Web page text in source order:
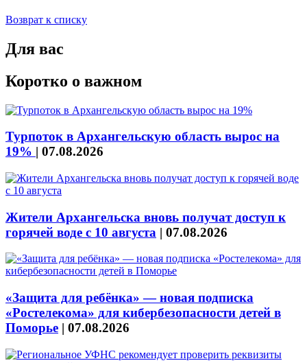
Возврат к списку
Для вас
Коротко о важном
Турпоток в Архангельскую область вырос на
19% | 07.08.2026
Жители Архангельска вновь получат доступ к
горячей воде с 10 августа | 07.08.2026
«Защита для ребёнка» — новая подписка
«Ростелекома» для кибербезопасности детей в
Поморье | 07.08.2026